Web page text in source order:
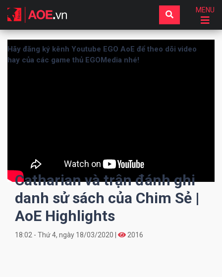
MENU
Hãy đăng ký kênh Youtube EGO AoE để theo dõi video
hay của các game thủ EGOMedia nhé!
Catharian và trận đánh ghi
danh sử sách của Chim Sẻ |
AoE Highlights
18:02 - Thứ 4, ngày 18/03/2020 | 2016